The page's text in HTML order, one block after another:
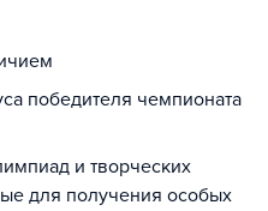
победителя чемпионата
и творческих
для получения особых